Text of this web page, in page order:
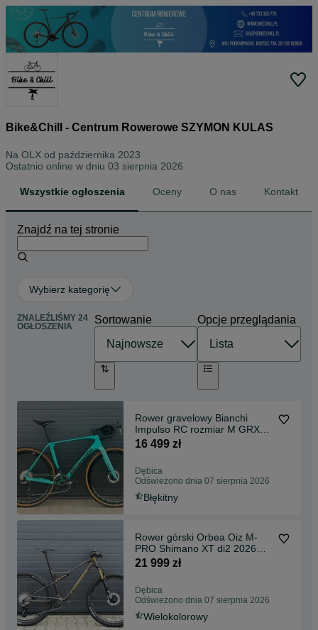
Bike&Chill - Centrum Rowerowe SZYMON KULAS
Na OLX od października 2023
Ostatnio online w dniu 03 sierpnia 2026
Wszystkie ogłoszenia Oceny O nas Kontakt
Znajdź na tej stronie
Wybierz kategorię
ZNALEŹLIŚMY 24
OGŁOSZENIA
Sortowanie Opcje przeglądania
Rower gravelowy Bianchi
Impulso RC rozmiar M GRX
di2
16 499 zł
Dębica
Odświeżono dnia 07 sierpnia 2026
Błękitny
Rower górski Orbea Oiz M-
PRO Shimano XT di2 2026
rozmiar M oraz L Cosmic
21 999 zł
Dębica
Odświeżono dnia 07 sierpnia 2026
Wielokolorowy